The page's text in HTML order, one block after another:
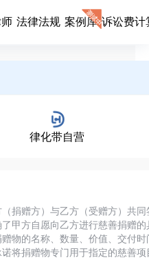
法律法规 案例库 诉讼费计
律化带自营
捐赠方）与乙方（受赠方）共同
甲方自愿向乙方进行慈善捐赠的
物的名称、数量、价值、交付时
将捐赠物专门用于指定的慈善项